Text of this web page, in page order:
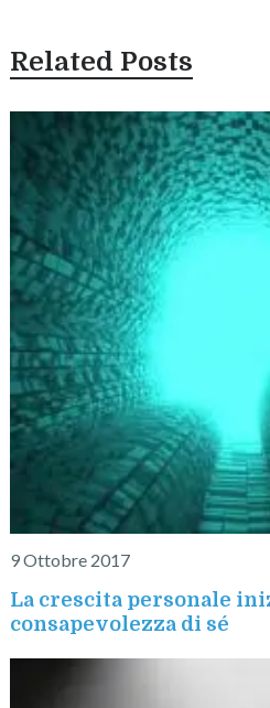
Related Posts
9 Ottobre 2017
La crescita personale
consapevolezza di sé